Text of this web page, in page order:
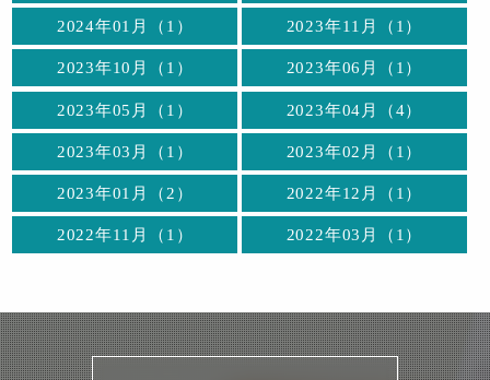
2024年01月（1） 2023年11月（1）
2023年10月（1） 2023年06月（1）
2023年05月（1） 2023年04月（4）
2023年03月（1） 2023年02月（1）
2023年01月（2） 2022年12月（1）
2022年11月（1） 2022年03月（1）